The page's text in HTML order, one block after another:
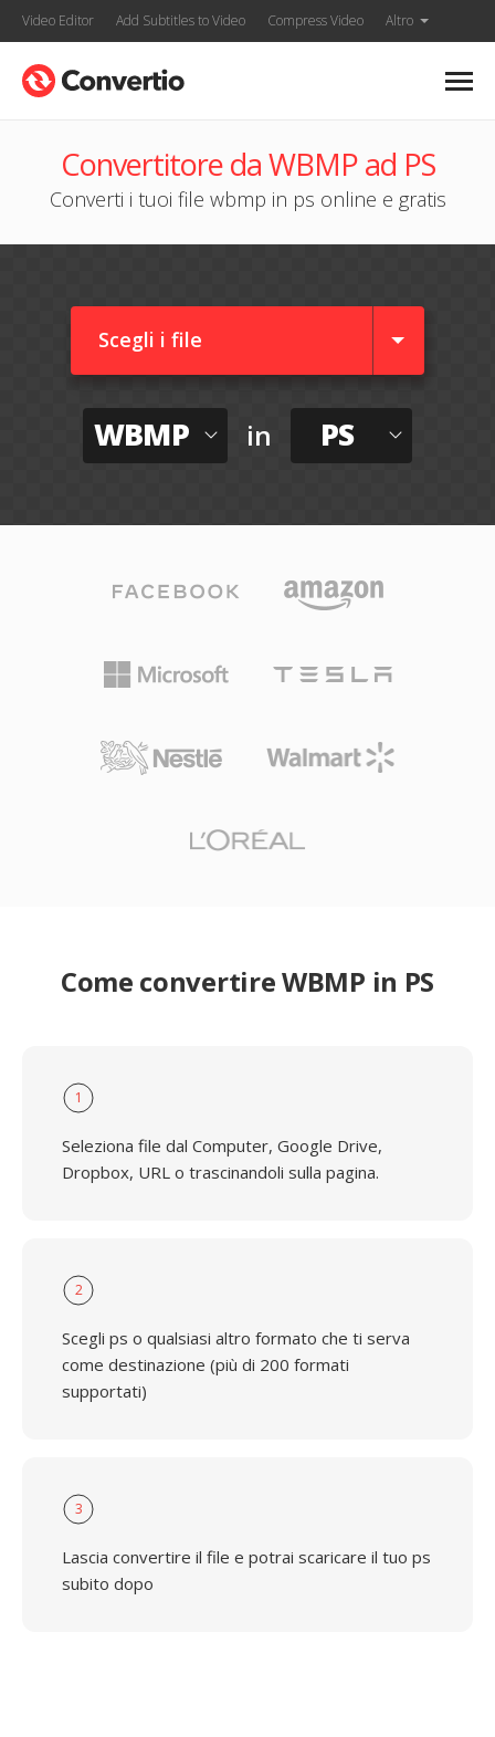
Video Editor Add Subtitles to Video Compress Video Altro
Convertitore da WBMP ad PS
Converti i tuoi file wbmp in ps online e gratis
Scegli i file
WBMP in PS
Come convertire WBMP in PS
1
Seleziona file dal Computer, Google Drive,
Dropbox, URL o trascinandoli sulla pagina.
2
Scegli ps o qualsiasi altro formato che ti serva
come destinazione (più di 200 formati
supportati)
3
Lascia convertire il file e potrai scaricare il tuo ps
subito dopo